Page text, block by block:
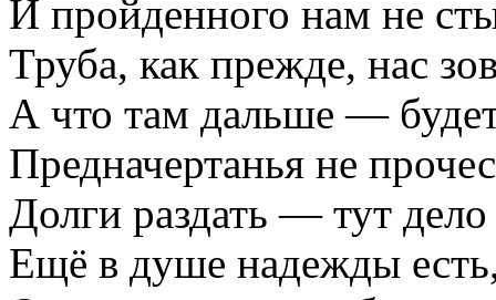
И пройденного нам не
Труба, как прежде, нас
А что там дальше —
Предначертанья не
Долги раздать — тут дело
Ещё в душе надежды